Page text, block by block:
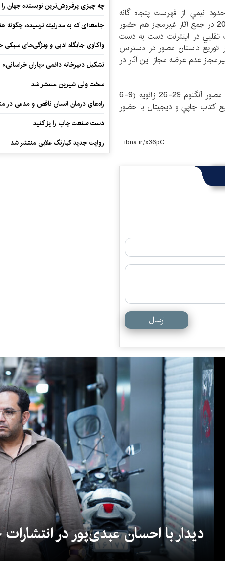
نيمي از فهرست پنجاه گانه
كتاب‌هاي پرفروش داستان مصور سال‌هاي 2010 و 2011 در جمع آثار غيرمجاز هم حضور
(22 عنوان) به صورت تقلبي در اينترنت دست به دست
مجاز توزيع داستان مصور در دسترس
عدم عرضه مجاز اين آثار در
مجله موتيف نيز همزمان با برگزاري جشنواره داستان مصور آنگلوم 29-26 ژانويه (9-6
كتاب چاپي و ديجيتال با حضور
ارسال
چه چیزی پرفروش‌ترین نویسنده جهان را
جامعه‌ای که به مدرنیته نرسیده، چگونه
واکاوی جایگاه ادبی و ویژگی‌های سبکی
تشکیل دبیرخانه دائمی «یاران
سخت ولی شیرین منتشر شد
راه‌های درمان انسان ناقص و مدعی در
دست صنعت چاپ را پرُ کنید
روایت جدید کیارنگ علایی منتشر شد
دیدار با احسان عبدی‌پور در